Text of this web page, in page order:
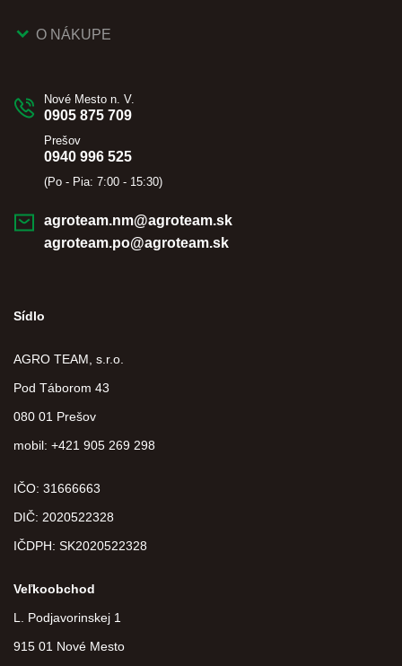
O NÁKUPE
Nové Mesto n. V.
0905 875 709
Prešov
0940 996 525
(Po - Pia: 7:00 - 15:30)
agroteam.nm@agroteam.sk
agroteam.po@agroteam.sk
Sídlo
AGRO TEAM, s.r.o.
Pod Táborom 43
080 01 Prešov
mobil: +421 905 269 298
IČO: 31666663
DIČ: 2020522328
IČDPH: SK2020522328
Veľkoobchod
L. Podjavorinskej 1
915 01 Nové Mesto